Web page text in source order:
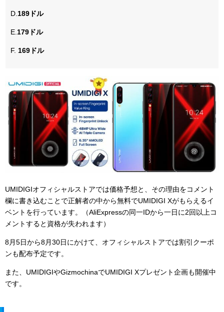
D. 189ドル
E. 179ドル
F. 169ドル
UMIDIGIオフィシャルストアでは価格予想と、その理由をコメント
欄に書き込むことで正解者の中から無料でUMIDIGI Xがもらえるイ
ベントを行っています。（AliExpressの同一IDから一日に2回以上コ
メントすると資格が失われます）
8月5日から8月30日にかけて、オフィシャルストアでは割引クーポ
ンも配布予定です。
また、UMIDIGIやGizmochinaでUMIDIGI Xプレゼント企画も開催中
です。